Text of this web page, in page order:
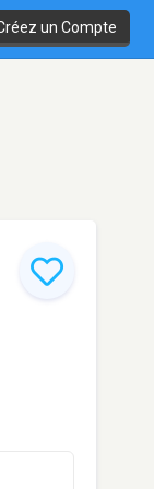
un Compte